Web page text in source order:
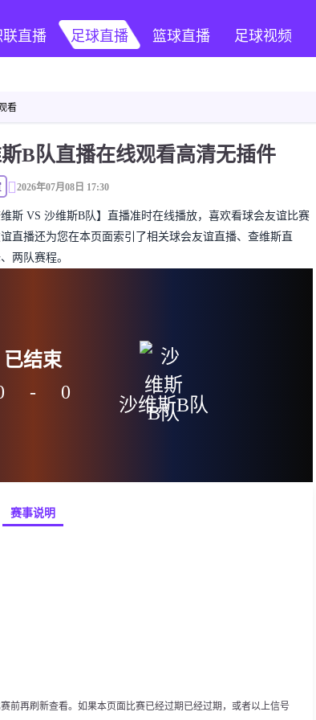
联直播 足球直播 篮球直播 足球视频
看
B队直播在线观看高清无插件
2026年07月08日 17:30
斯 VS 沙维斯B队】直播准时在线播放，喜欢看球会友谊比赛
直播还为您在本页面索引了相关球会友谊直播、查维斯直
两队赛程。
- 0
已结束
沙维斯B队
赛事说明
前再刷新查看。如果本页面比赛已经过期已经过期，或者以上信号